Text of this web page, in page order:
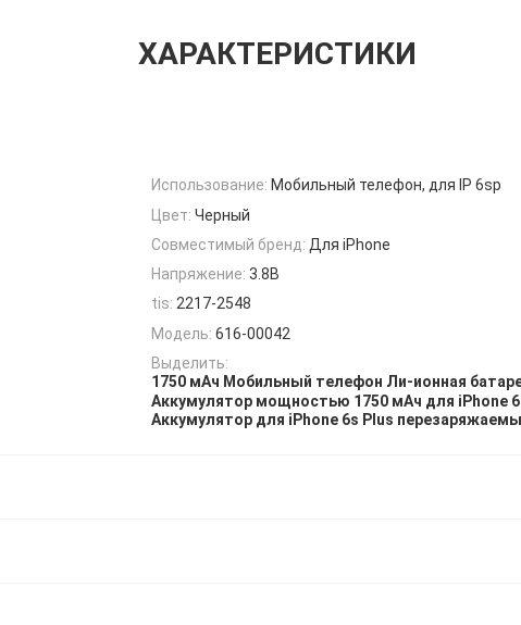
ХАРАКТЕРИСТИКИ
Использование: Мобильный телефон, для IP 6sp
Цвет: Черный
Совместимый бренд: Для iPhone
Напряжение: 3.8В
tis: 2217-2548
Модель: 616-00042
Выделить:
1750 мАч Мобильный телефон Ли-ионная
Аккумулятор мощностью 1750 мАч для iPhone
Аккумулятор для iPhone 6s Plus